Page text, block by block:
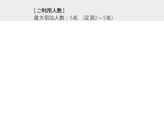
​[ ご利用人数 ]
最大宿泊人数：5名 (定員2～5名)​